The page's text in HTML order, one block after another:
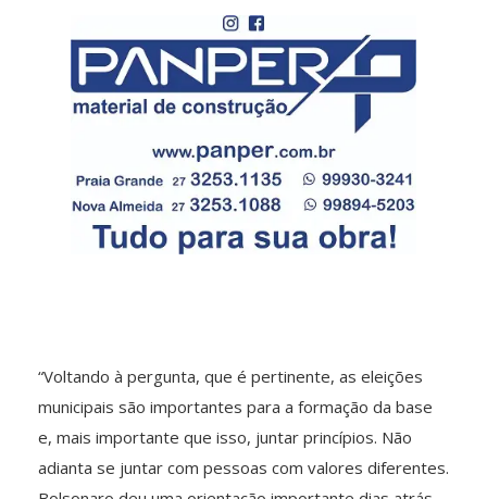
“Voltando à pergunta, que é pertinente, as eleições
municipais são importantes para a formação da base
e, mais importante que isso, juntar princípios. Não
adianta se juntar com pessoas com valores diferentes.